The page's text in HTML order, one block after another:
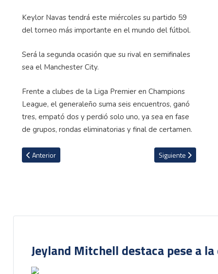
Keylor Navas tendrá este miércoles su partido 59
del torneo más importante en el mundo del fútbol.
Será la segunda ocasión que su rival en semifinales
sea el Manchester City.
Frente a clubes de la Liga Premier en Champions
League, el generaleño suma seis encuentros, ganó
tres, empató dos y perdió solo uno, ya sea en fase
de grupos, rondas eliminatorias y final de certamen.
Artículo anterior: Navas no tuvo su mejor día y el PSG cae 1-2
Anterior Artículo siguiente:
Siguiente
Jeyland Mitchell destaca pese a